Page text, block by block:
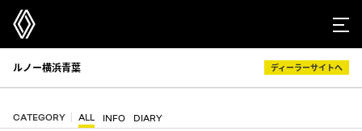
ルノー横浜青葉 ディーラーサイトへ
CATEGORY ALL INFO DIARY